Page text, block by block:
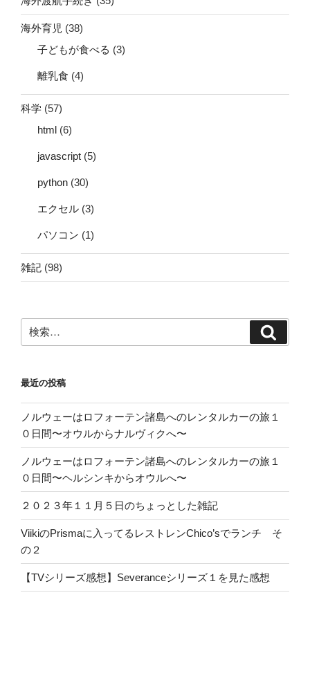
海外育児 (38)
子どもが食べる (3)
離乳食 (4)
科学 (57)
html (6)
javascript (5)
python (30)
エクセル (3)
パソコン (1)
雑記 (98)
索:
索
最近の投稿
ノルウェーはロフォーテン諸島へのレンタルカーの旅１
０日間〜オウルからナルヴィクへ〜
ノルウェーはロフォーテン諸島へのレンタルカーの旅１
０日間〜ヘルシンキからオウルへ〜
２０２３年１１月５日のちょっとした雑記
ViikiのPrismaに入ってるレストレンChico’sでランチ そ
の２
【TVシリーズ感想】Severanceシリーズ１を見た感想